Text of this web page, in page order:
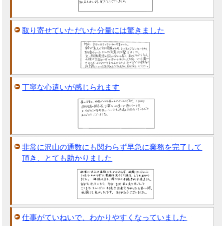
取り寄せていただいた分量には驚きました
丁寧な心遣いが感じられます
非常に沢山の通数にも関わらず早急に業務を完了して
頂き、とても助かりました
仕事がていねいで、わかりやすくなっていました